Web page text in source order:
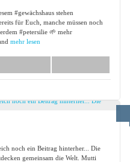
#gewächshaus stehen
für Euch, manche müssen noch
#petersilie 🌱 mehr
mehr lesen
noch ein Beitrag hinterher... Die
gemeinsam die Welt. Mutti